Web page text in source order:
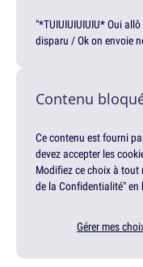
"*TUIUIUIUIUIU* Oui
disparu / Ok on envoie
Contenu
Ce contenu est fourni
devez accepter les
Modifiez ce choix à tout
de la Confidentialité" en
Gérer mes